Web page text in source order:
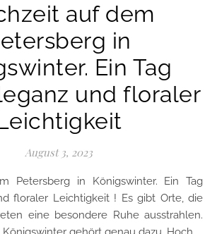
auf dem
in
Ein Tag
und floraler
August 3, 2023
floraler Leichtigkeit ! Es gibt Orte, die
eine besondere Ruhe ausstrahlen.